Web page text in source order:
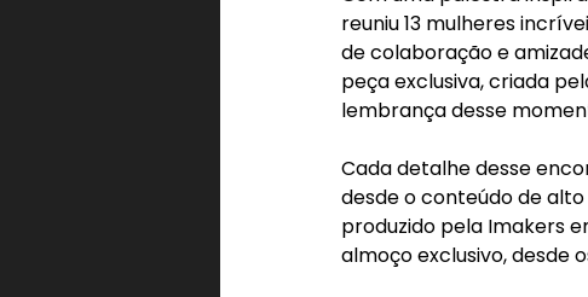
reuniu 13 mulheres
de colaboração e
peça exclusiva, criada
lembrança desse
Cada detalhe desse
desde o conteúdo de
produzido pela Imakers
almoço exclusivo, desde